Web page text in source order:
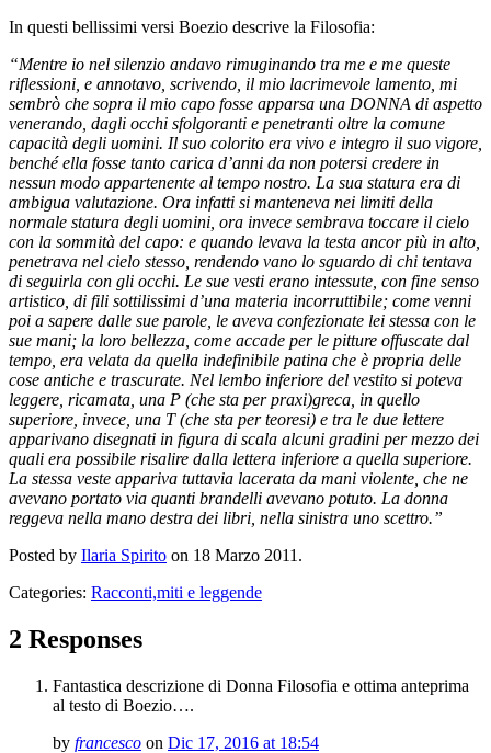
In questi bellissimi versi Boezio descrive la Filosofia:
“Mentre io nel silenzio andavo rimuginando tra me e me queste
riflessioni, e annotavo, scrivendo, il mio lacrimevole lamento, mi
sembrò che sopra il mio capo fosse apparsa una DONNA di aspetto
venerando, dagli occhi sfolgoranti e penetranti oltre la comune
capacità degli uomini. Il suo colorito era vivo e integro il suo vigore,
benché ella fosse tanto carica d’anni da non potersi credere in
nessun modo appartenente al tempo nostro. La sua statura era di
ambigua valutazione. Ora infatti si manteneva nei limiti della
normale statura degli uomini, ora invece sembrava toccare il cielo
con la sommità del capo: e quando levava la testa ancor più in alto,
penetrava nel cielo stesso, rendendo vano lo sguardo di chi tentava
di seguirla con gli occhi. Le sue vesti erano intessute, con fine senso
artistico, di fili sottilissimi d’una materia incorruttibile; come venni
poi a sapere dalle sue parole, le aveva confezionate lei stessa con le
sue mani; la loro bellezza, come accade per le pitture offuscate dal
tempo, era velata da quella indefinibile patina che è propria delle
cose antiche e trascurate. Nel lembo inferiore del vestito si poteva
leggere, ricamata, una P (che sta per praxi)greca, in quello
superiore, invece, una T (che sta per teoresi) e tra le due lettere
apparivano disegnati in figura di scala alcuni gradini per mezzo dei
quali era possibile risalire dalla lettera inferiore a quella superiore.
La stessa veste appariva tuttavia lacerata da mani violente, che ne
avevano portato via quanti brandelli avevano potuto. La donna
reggeva nella mano destra dei libri, nella sinistra uno scettro.”
Posted by Ilaria Spirito on 18 Marzo 2011.
Categories: Racconti,miti e leggende
2 Responses
Fantastica descrizione di Donna Filosofia e ottima anteprima
al testo di Boezio….
by francesco on Dic 17, 2016 at 18:54